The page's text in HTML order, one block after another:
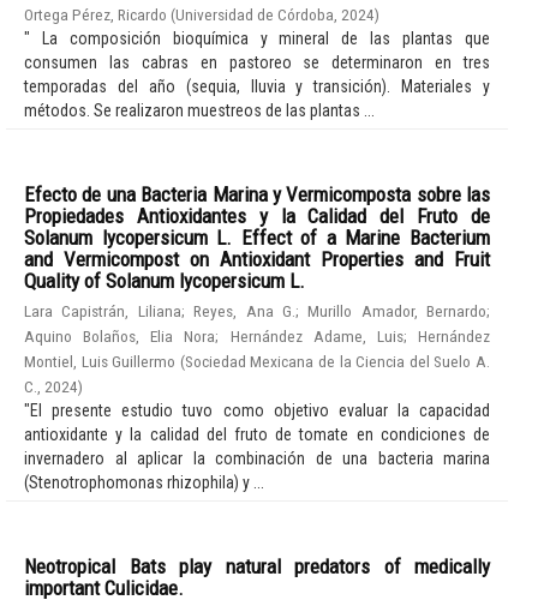
Ortega Pérez, Ricardo (Universidad de Córdoba 2024)
" La composición bioquímica y mineral de las plantas que
consumen las cabras en pastoreo se determinaron en tres
temporadas del año (sequia, lluvia y transición). Materiales y
métodos. Se realizaron muestreos de las plantas ...
Efecto de una Bacteria Marina y Vermicomposta sobre las
Propiedades Antioxidantes y la Calidad del Fruto de
Solanum lycopersicum L. Effect of a Marine Bacterium
and Vermicompost on Antioxidant Properties and Fruit
Quality of Solanum lycopersicum L.
Lara Capistrán, Liliana;Reyes, Ana G. ;Murillo Amador, Bernardo;
Aquino Bolaños, Elia Nora; Hernández Adame, Luis;Hernández
Montiel, Luis Guillermo (Sociedad Mexicana de la Ciencia del Suelo A.
C.
2024)
"El presente estudio tuvo como objetivo evaluar la capacidad
antioxidante y la calidad del fruto de tomate en condiciones de
invernadero al aplicar la combinación de una bacteria marina
(Stenotrophomonas rhizophila) y ...
Neotropical Bats play natural predators of medically
important Culicidae.